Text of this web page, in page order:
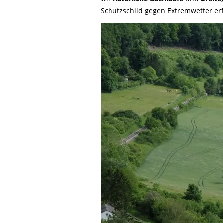
bestellen
Life-Natur-Projekte
Auffangstation
International
Schutzschild gegen Extremwetter